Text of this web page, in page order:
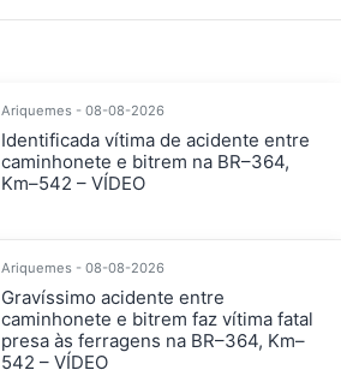
Ariquemes - 08-08-2026
Identificada vítima de acidente entre
caminhonete e bitrem na BR–364,
Km–542 – VÍDEO
Ariquemes - 08-08-2026
Gravíssimo acidente entre
caminhonete e bitrem faz vítima fatal
presa às ferragens na BR–364, Km–
542 – VÍDEO